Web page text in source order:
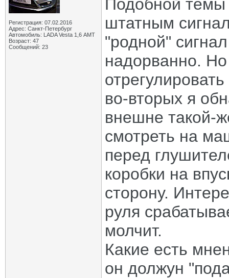
Регистрация: 07.02.2016
Адрес: Санкт-Петербург
Автомобиль: LADA Vesta 1,6 АМТ
Возраст: 47
Сообщений: 23
Подобной
штатным
"родной"
надорванно.
во-вторых я
внешне такой-
смотреть на
перед
коробки на
сторону.
руля
молчит.
Какие есть
он должун